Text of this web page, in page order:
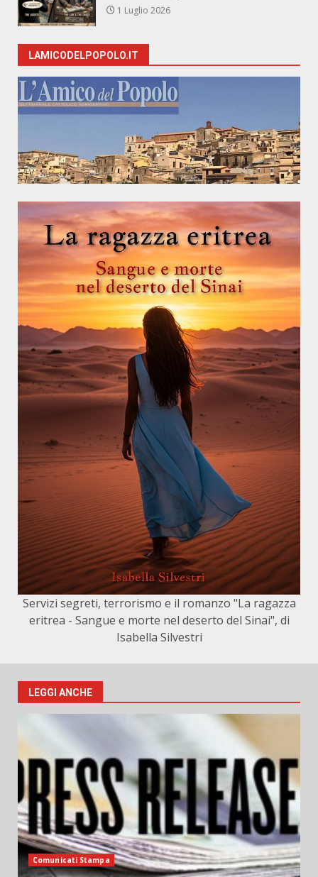
1 Luglio 2026
LAMICODELPOPOLO.IT
Servizi segreti, terrorismo e il romanzo "La ragazza
eritrea - Sangue e morte nel deserto del Sinai", di
Isabella Silvestri
LEGGI ANCHE
Comunicati Stampa